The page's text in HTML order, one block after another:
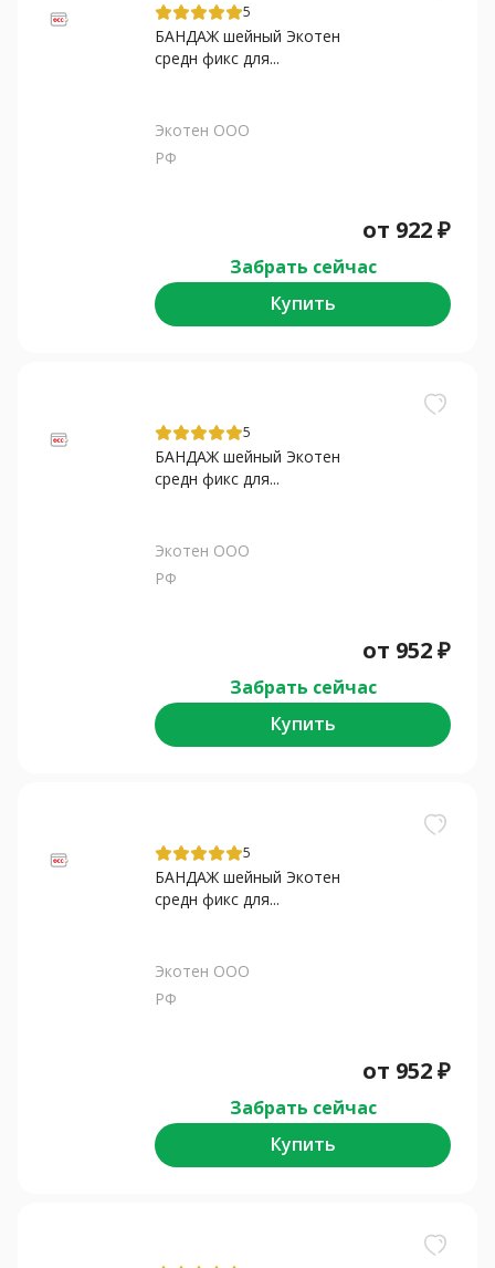
5
БАНДАЖ шейный Экотен
средн фикс для...
Экотен ООО
РФ
от 922₽
Забрать сейчас
Купить
5
БАНДАЖ шейный Экотен
средн фикс для...
Экотен ООО
РФ
от 952₽
Забрать сейчас
Купить
5
БАНДАЖ шейный Экотен
средн фикс для...
Экотен ООО
РФ
от 952₽
Забрать сейчас
Купить